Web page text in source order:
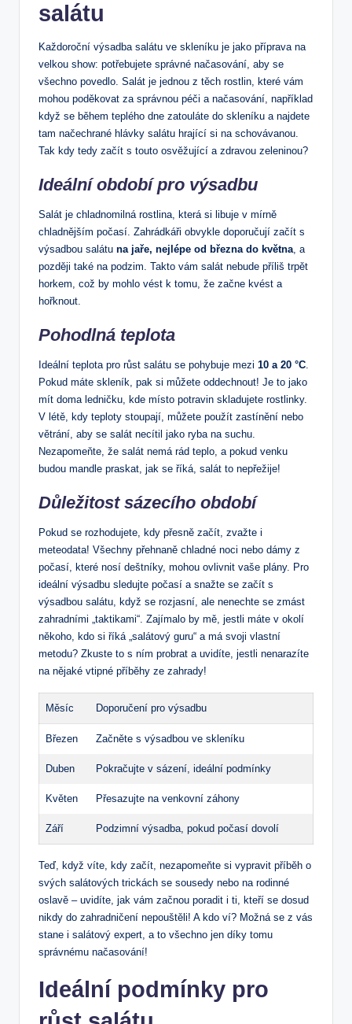
salátu
Každoroční výsadba salátu ve skleníku je jako příprava na
velkou show: potřebujete správné načasování, aby se
všechno povedlo. Salát je jednou z těch rostlin, které vám
mohou poděkovat za správnou péči a načasování, například
když se během teplého dne zatouláte do skleníku a najdete
tam načechrané hlávky salátu hrající si na schovávanou.
Tak kdy tedy začít s touto osvěžující a zdravou zeleninou?
Ideální období pro výsadbu
Salát je chladnomilná rostlina, která si libuje v mírně
chladnějším počasí. Zahrádkáři obvykle doporučují začít s
výsadbou salátu na jaře, nejlépe od března do května, a
později také na podzim. Takto vám salát nebude příliš trpět
horkem, což by mohlo vést k tomu, že začne kvést a
hořknout.
Pohodlná teplota
Ideální teplota pro růst salátu se pohybuje mezi 10 a 20 °C.
Pokud máte skleník, pak si můžete oddechnout! Je to jako
mít doma ledničku, kde místo potravin skladujete rostlinky.
V létě, kdy teploty stoupají, můžete použít zastínění nebo
větrání, aby se salát necítil jako ryba na suchu.
Nezapomeňte, že salát nemá rád teplo, a pokud venku
budou mandle praskat, jak se říká, salát to nepřežije!
Důležitost sázecího období
Pokud se rozhodujete, kdy přesně začít, zvažte i
meteodata! Všechny přehnaně chladné noci nebo dámy z
počasí, které nosí deštníky, mohou ovlivnit vaše plány. Pro
ideální výsadbu sledujte počasí a snažte se začít s
výsadbou salátu, když se rozjasní, ale nenechte se zmást
zahradními „taktikami“. Zajímalo by mě, jestli máte v okolí
někoho, kdo si říká „salátový guru“ a má svoji vlastní
metodu? Zkuste to s ním probrat a uvidíte, jestli nenarazíte
na nějaké vtipné příběhy ze zahrady!
Měsíc Doporučení pro výsadbu
Březen Začněte s výsadbou ve skleníku
Duben Pokračujte v sázení, ideální podmínky
Květen Přesazujte na venkovní záhony
Září Podzimní výsadba, pokud počasí dovolí
Teď, když víte, kdy začít, nezapomeňte si vypravit příběh o
svých salátových trickách se sousedy nebo na rodinné
oslavě – uvidíte, jak vám začnou poradit i ti, kteří se dosud
nikdy do zahradničení nepouštěli! A kdo ví? Možná se z vás
stane i salátový expert, a to všechno jen díky tomu
správnému načasování!
Ideální podmínky pro